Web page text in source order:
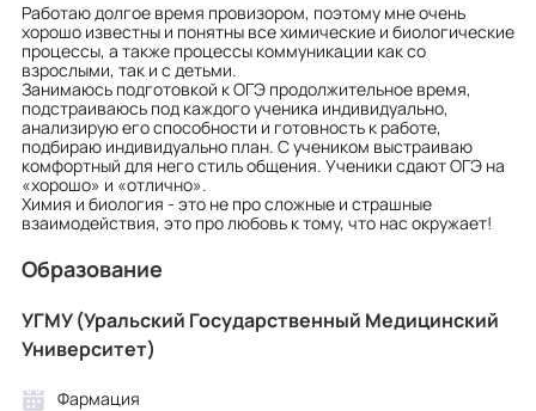
Работаю долгое время провизором, поэтому мне очень
хорошо известны и понятны все химические и биологические
процессы, а также процессы коммуникации как со
взрослыми, так и с детьми.
Занимаюсь подготовкой к ОГЭ продолжительное время,
подстраиваюсь под каждого ученика индивидуально,
анализирую его способности и готовность к работе,
подбираю индивидуально план. С учеником выстраиваю
комфортный для него стиль общения. Ученики сдают ОГЭ на
«хорошо» и «отлично».
Химия и биология - это не про сложные и страшные
взаимодействия, это про любовь к тому, что нас окружает!
Образование
УГМУ (Уральский Государственный Медицинский
Университет)
Фармация